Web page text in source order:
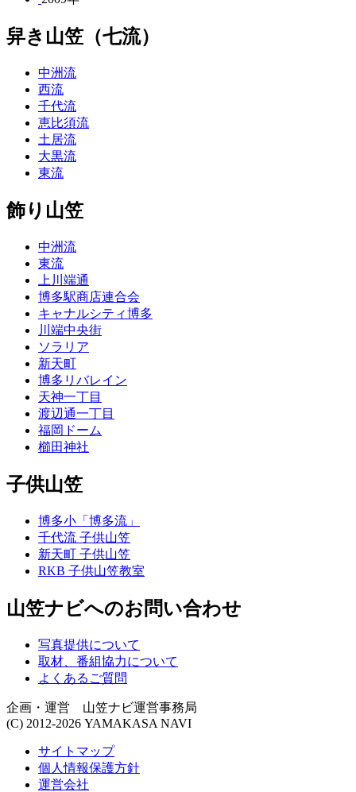
舁き山笠（七流）
中洲流
西流
千代流
恵比須流
土居流
大黒流
東流
飾り山笠
中洲流
東流
上川端通
博多駅商店連合会
キャナルシティ博多
川端中央街
ソラリア
新天町
博多リバレイン
天神一丁目
渡辺通一丁目
福岡ドーム
櫛田神社
子供山笠
博多小「博多流」
千代流 子供山笠
新天町 子供山笠
RKB 子供山笠教室
山笠ナビへのお問い合わせ
写真提供について
取材、番組協力について
よくあるご質問
企画・運営 山笠ナビ運営事務局
(C) 2012-2026 YAMAKASA NAVI
サイトマップ
個人情報保護方針
運営会社